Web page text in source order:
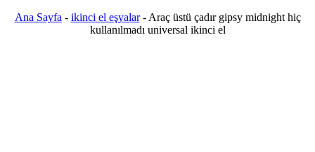
Ana Sayfa - ikinci el eşyalar- Araç üstü çadır gipsy midnight hiç
kullanılmadı universal ikinci el